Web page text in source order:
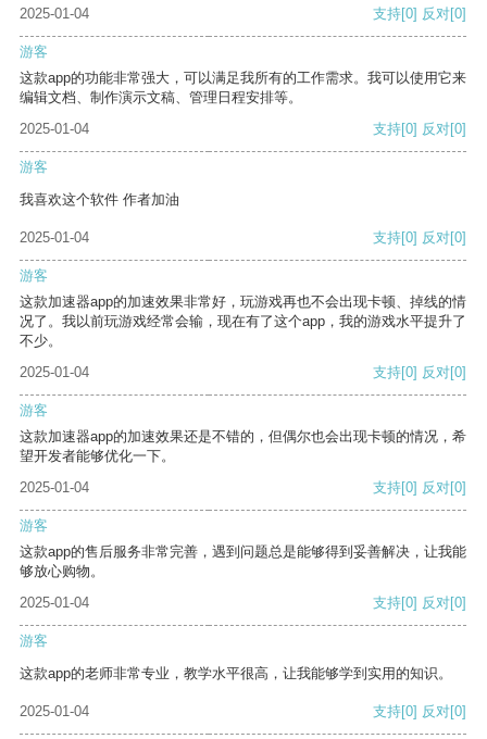
2025-01-04 支持[0] 反对[0]
游客
这款app的功能非常强大，可以满足我所有的工作需求。我可以使用它来
编辑文档、制作演示文稿、管理日程安排等。
2025-01-04
支持[0] 反对[0]
游客
我喜欢这个软件 作者加油
2025-01-04 支持[0] 反对[0]
游客
这款加速器app的加速效果非常好，玩游戏再也不会出现卡顿、掉线的情
况了。我以前玩游戏经常会输，现在有了这个app，我的游戏水平提升了
不少。
2025-01-04
支持[0] 反对[0]
游客
这款加速器app的加速效果还是不错的，但偶尔也会出现卡顿的情况，希
望开发者能够优化一下。
2025-01-04
支持[0] 反对[0]
游客
这款app的售后服务非常完善，遇到问题总是能够得到妥善解决，让我能
够放心购物。
2025-01-04
支持[0] 反对[0]
游客
这款app的老师非常专业，教学水平很高，让我能够学到实用的知识。
2025-01-04 支持[0] 反对[0]